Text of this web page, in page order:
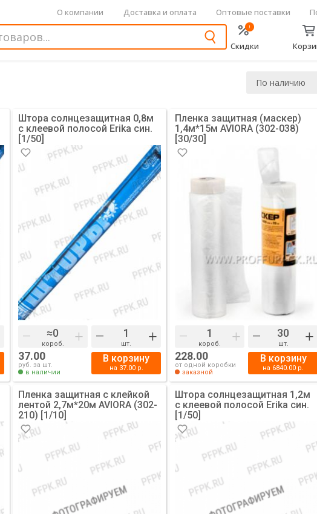
О компании Доставка и оплата Оптовые поставки
!
Скидки
По наличию
Штора солнцезащитная 0,8м
с клеевой полосой Erika син.
[1/50]
– короб. + – шт. +
37.00
руб. за шт.
в наличии
В корзину
на 37.00р.
Пленка защитная (маскер)
1,4м*15м AVIORA (302-038)
[30/30]
– короб. + – шт. +
228.00
от одной коробки
заказной
В корзину
на 6840.00 р.
Пленка защитная с клейкой
лентой 2,7м*20м AVIORA (302-
210) [1/10]
Штора солнцезащитная 1,2м
с клеевой полосой Erika син.
[1/50]